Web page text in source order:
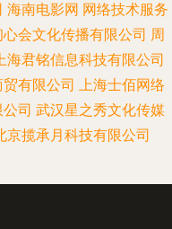
海南电影网 网络技术服务
会文化传播有限公司 周
海君铭信息科技有限公司
有限公司 上海士佰网络
司 武汉星之秀文化传媒
京揽承月科技有限公司